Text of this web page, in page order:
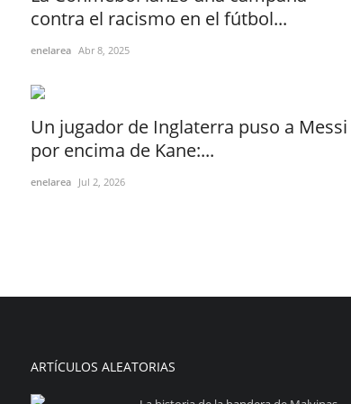
contra el racismo en el fútbol...
enelarea Abr 8, 2025
Un jugador de Inglaterra puso a Messi
por encima de Kane:...
enelarea Jul 2, 2026
ARTÍCULOS ALEATORIAS